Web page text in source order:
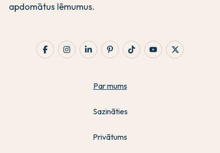
apdomātus lēmumus.
Par mums
Sazināties
Privātums